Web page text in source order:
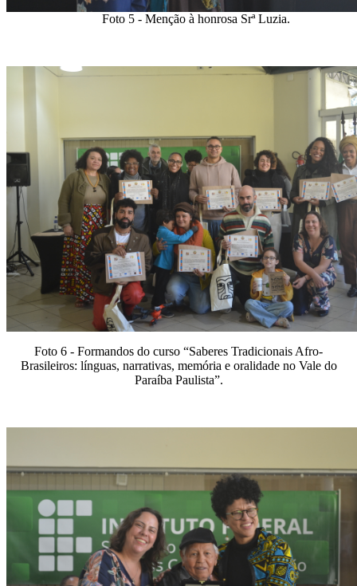
Foto 5 - Menção à honrosa Srª Luzia.
Foto 6 - Formandos do curso “Saberes Tradicionais Afro-
Brasileiros: línguas, narrativas, memória e oralidade no Vale do
Paraíba Paulista”.